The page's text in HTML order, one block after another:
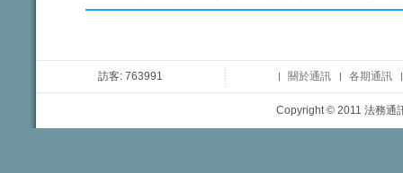
訪客: 763991 關於通訊 各期通訊
Copyright © 2011 法務